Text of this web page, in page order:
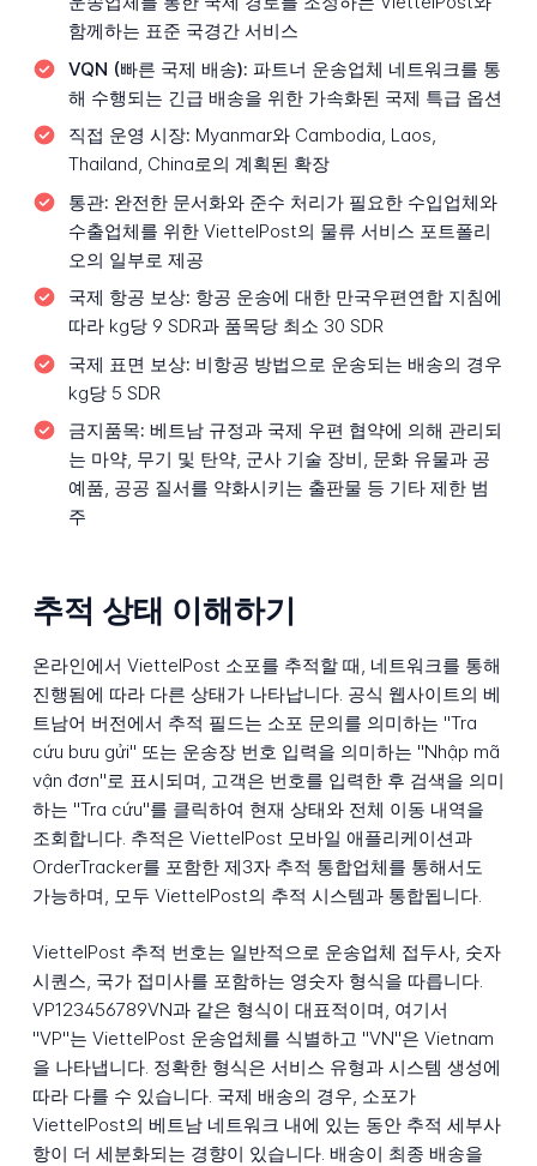
함께하는 표준 국경간 서비스
VQN (빠른 국제 배송): 파트너 운송업체 네트워크를 통
해 수행되는 긴급 배송을 위한 가속화된 국제 특급 옵션
직접 운영 시장: Myanmar와 Cambodia, Laos,
Thailand, China로의 계획된 확장
통관: 완전한 문서화와 준수 처리가 필요한 수입업체와
수출업체를 위한 ViettelPost의 물류 서비스 포트폴리
오의 일부로 제공
국제 항공 보상: 항공 운송에 대한 만국우편연합 지침에
따라 kg당 9 SDR과 품목당 최소 30 SDR
국제 표면 보상: 비항공 방법으로 운송되는 배송의 경우
kg당 5 SDR
금지품목: 베트남 규정과 국제 우편 협약에 의해 관리되
는 마약, 무기 및 탄약, 군사 기술 장비, 문화 유물과 공
예품, 공공 질서를 약화시키는 출판물 등 기타 제한 범
주
추적 상태 이해하기
온라인에서 ViettelPost 소포를 추적할 때, 네트워크를 통해
진행됨에 따라 다른 상태가 나타납니다. 공식 웹사이트의 베
트남어 버전에서 추적 필드는 소포 문의를 의미하는 "Tra
cứu bưu gửi" 또는 운송장 번호 입력을 의미하는 "Nhập mã
vận đơn"로 표시되며, 고객은 번호를 입력한 후 검색을 의미
하는 "Tra cứu"를 클릭하여 현재 상태와 전체 이동 내역을
조회합니다. 추적은 ViettelPost 모바일 애플리케이션과
OrderTracker를 포함한 제3자 추적 통합업체를 통해서도
가능하며, 모두 ViettelPost의 추적 시스템과 통합됩니다.
ViettelPost 추적 번호는 일반적으로 운송업체 접두사, 숫자
시퀀스, 국가 접미사를 포함하는 영숫자 형식을 따릅니다.
VP123456789VN과 같은 형식이 대표적이며, 여기서
"VP"는 ViettelPost 운송업체를 식별하고 "VN"은 Vietnam
을 나타냅니다. 정확한 형식은 서비스 유형과 시스템 생성에
따라 다를 수 있습니다. 국제 배송의 경우, 소포가
ViettelPost의 베트남 네트워크 내에 있는 동안 추적 세부사
항이 더 세분화되는 경향이 있습니다. 배송이 최종 배송을